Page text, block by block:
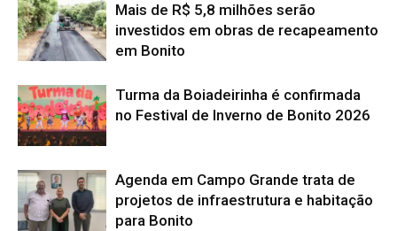
Mais de R$ 5,8 milhões serão
investidos em obras de recapeamento
em Bonito
Turma da Boiadeirinha é confirmada
no Festival de Inverno de Bonito 2026
Agenda em Campo Grande trata de
projetos de infraestrutura e habitação
para Bonito